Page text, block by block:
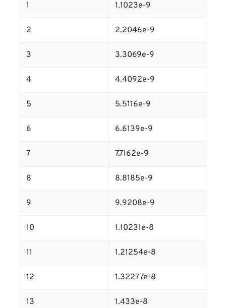
1 1.1023e-9
2 2.2046e-9
3 3.3069e-9
4 4.4092e-9
5 5.5116e-9
6 6.6139e-9
7 7.7162e-9
8 8.8185e-9
9 9.9208e-9
10 1.10231e-8
11 1.21254e-8
12 1.32277e-8
13 1.433e-8